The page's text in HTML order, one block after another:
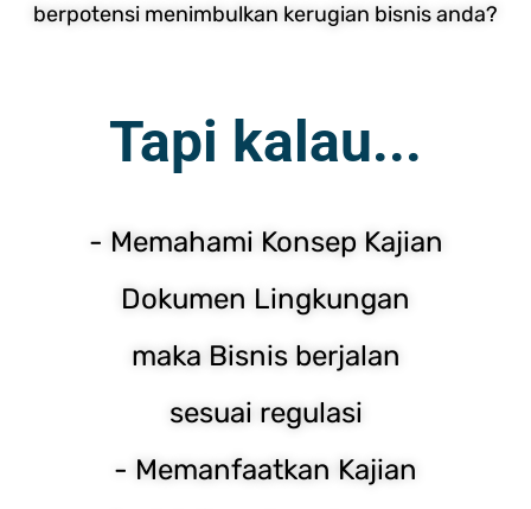
berpotensi menimbulkan kerugian bisnis anda?
Tapi kalau...
- Memahami Konsep Kajian
Dokumen Lingkungan
maka Bisnis berjalan
sesuai regulasi
- Memanfaatkan Kajian